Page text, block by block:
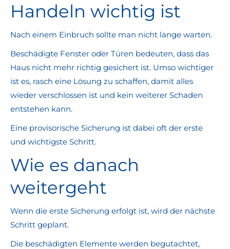
Handeln wichtig ist
Nach einem Einbruch sollte man nicht lange warten.
Beschädigte Fenster oder Türen bedeuten, dass das
Haus nicht mehr richtig gesichert ist. Umso wichtiger
ist es, rasch eine Lösung zu schaffen, damit alles
wieder verschlossen ist und kein weiterer Schaden
entstehen kann.
Eine provisorische Sicherung ist dabei oft der erste
und wichtigste Schritt.
Wie es danach
weitergeht
Wenn die erste Sicherung erfolgt ist, wird der nächste
Schritt geplant.
Die beschädigten Elemente werden begutachtet,